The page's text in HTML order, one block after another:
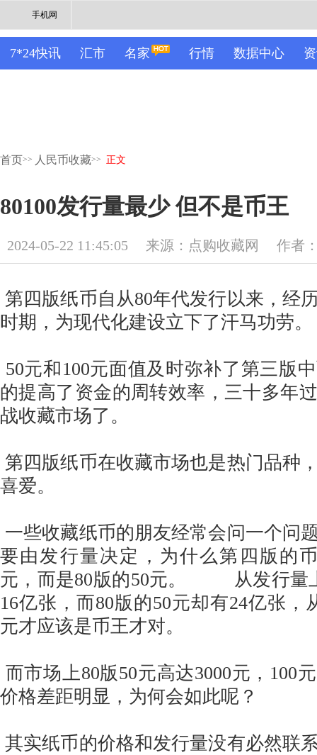
手机网
7*24快讯 汇市 名家 行情 数据中心
首页>> 人民币收藏>> 正文
80100发行量最少 但不是币王
2024-05-22 11:45:05 来源：点购收藏网 作者
第四版纸币自从80年代发行以来，经
时期，为现代化建设立下了汗马功劳。
50元和100元面值及时弥补了第三版
的提高了资金的周转效率，三十多年
战收藏市场了。
第四版纸币在收藏市场也是热门品种
喜爱。
一些收藏纸币的朋友经常会问一个问
要由发行量决定，为什么第四版的
元，而是80版的50元。 从发行量
16亿张，而80版的50元却有24亿张，
元才应该是币王才对。
而市场上80版50元高达3000元，100
价格差距明显，为何会如此呢？
其实纸币的价格和发行量没有必然联